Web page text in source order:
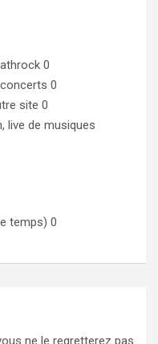
0
0
site 0
live de musiques
temps) 0
ne le regretterez pas